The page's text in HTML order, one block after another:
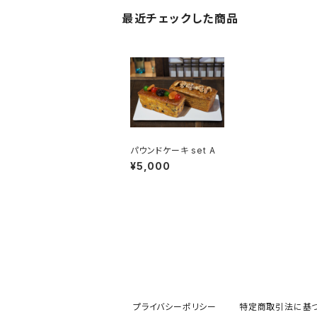
最近チェックした商品
パウンドケーキ set A
¥5,000
プライバシーポリシー 特定商取引法に基